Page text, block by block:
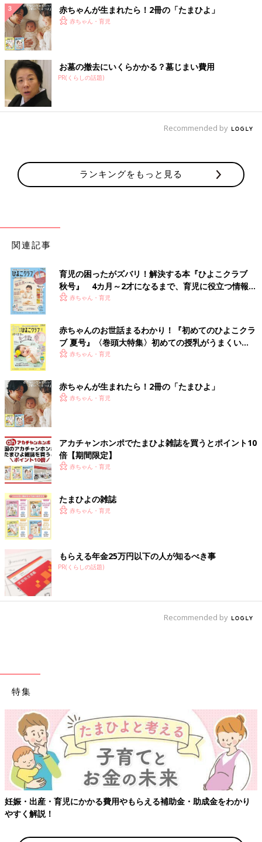
赤ちゃんが生まれたら！2冊の「たまひよ」
赤ちゃん・育児
お墓の撤去にいくらかかる？墓じまい費用
PR(くらしの話題)
Recommended by
ランキングをもっと見る
関連記事
育児の困ったがズバリ！解決する本『ひよこクラブ
秋号』 4カ月～2才になるまで、育児に役立つ情報が
いっぱい！
赤ちゃん・育児
赤ちゃんのお世話まるわかり！『初めてのひよこクラ
ブ 夏号』〈巻頭大特集〉初めての授乳がうまくい
く！ おっぱい・ミルクの基本と夏のトラブル 解決テ
赤ちゃん・育児
赤ちゃんが生まれたら！2冊の「たまひよ」
赤ちゃん・育児
アカチャンホンポでたまひよ雑誌を買うとポイント10
倍【期間限定】
赤ちゃん・育児
たまひよの雑誌
赤ちゃん・育児
もらえる年金25万円以下の人が知るべき事
PR(くらしの話題)
Recommended by
特集
妊娠・出産・育児にかかる費用やもらえる補助金・助成金をわかり
やすく解説！